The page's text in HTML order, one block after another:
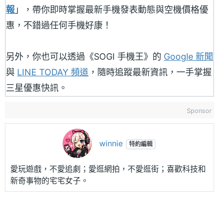
報 」，帶你即時掌握最新手機發表動態與空機價格優
惠，不錯過任何手機好康！
另外，你也可以透過《SOGI 手機王》的 Google 新聞
與 LINE TODAY 頻道 ，隨時追蹤最新資訊，一手掌握
三星優惠快訊。
Sponsor
winnie 特約編輯
愛玩遊戲，不愛追劇；愛逛網拍，不愛逛街；喜歡科技和
新奇事物的宅宅女子。